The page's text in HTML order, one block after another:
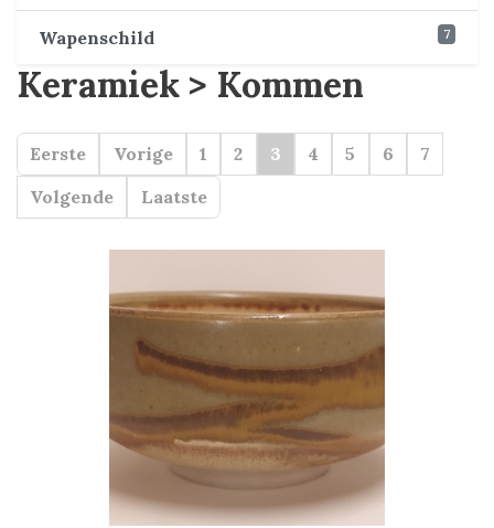
Wapenschild 7
Keramiek > Kommen
Eerste Vorige 1 2 3 4 5 6
7
Volgende
Laatste